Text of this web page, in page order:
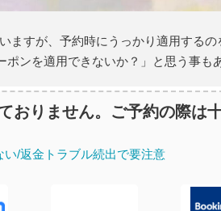
ますが、予約時にうっかり適用する
ンを適用できないか？」と思う事も
おりません。ご予約の際は
/返金トラブル続出で要注意